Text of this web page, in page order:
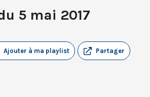
5 mai 2017
Partager
Ajouter à ma playlist